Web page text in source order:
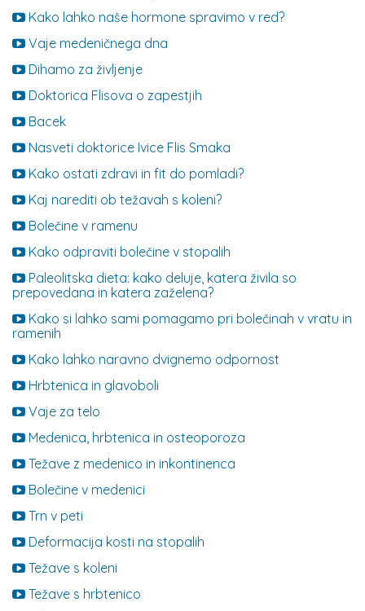
Kako lahko naše hormone spravimo v red?
Vaje medeničnega dna
Dihamo za življenje
Doktorica Flisova o zapestjih
Bacek
Nasveti doktorice Ivice Flis Smaka
Kako ostati zdravi in fit do pomladi?
Kaj narediti ob težavah s koleni?
Bolečine v ramenu
Kako odpraviti bolečine v stopalih
Paleolitska dieta: kako deluje, katera živila so
prepovedana in katera zaželena?
Kako si lahko sami pomagamo pri bolečinah v vratu in
ramenih
Kako lahko naravno dvignemo odpornost
Hrbtenica in glavoboli
Vaje za telo
Medenica, hrbtenica in osteoporoza
Težave z medenico in inkontinenca
Bolečine v medenici
Trn v peti
Deformacija kosti na stopalih
Težave s koleni
Težave s hrbtenico